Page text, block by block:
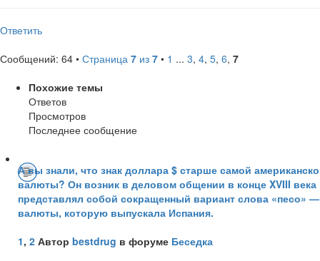
Ответить
Сообщений: 64 • Страница 7 из 7 • 1 ... 3, 4, 5, 6, 7
Похожие темы
Ответов
Просмотров
Последнее сообщение
А вы знали, что знак доллара $ старше самой
валюты? Он возник в деловом общении в конце XVIII века
представлял собой сокращенный вариант слова «песо» —
валюты, которую выпускала Испания.
1, 2 Автор bestdrug в форуме Беседка